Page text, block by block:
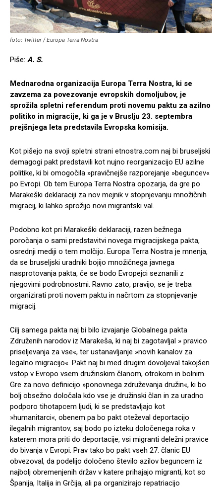
foto: Twitter / Europa Terra Nostra
Piše: A. S.
Mednarodna organizacija Europa Terra Nostra, ki se
zavzema za povezovanje evropskih domoljubov, je
sprožila spletni referendum proti novemu paktu za azilno
politiko in migracije, ki ga je v Bruslju 23. septembra
prejšnjega leta predstavila Evropska komisija.
Kot pišejo na svoji spletni strani etnostra.com naj bi bruseljski
demagogi pakt predstavili kot nujno reorganizacijo EU azilne
politike, ki bi omogočila »pravičnejše razporejanje »beguncev«
po Evropi. Ob tem Europa Terra Nostra opozarja, da gre po
Marakeški deklaraciji za nov mejnik v stopnjevanju množičnih
migracij, ki lahko sprožijo novi migrantski val.
Podobno kot pri Marakeški deklaraciji, razen bežnega
poročanja o sami predstavitvi novega migracijskega pakta,
osrednji mediji o tem molčijo. Europa Terra Nostra je mnenja,
da se bruseljski uradniki bojijo množičnega javnega
nasprotovanja pakta, če se bodo Evropejci seznanili z
njegovimi podrobnostmi. Ravno zato, pravijo, se je treba
organizirati proti novem paktu in načrtom za stopnjevanje
migracij.
Cilj samega pakta naj bi bilo izvajanje Globalnega pakta
Združenih narodov iz Marakeša, ki naj bi zagotavljal » pravico
priseljevanja za vse«, ter ustanavljanje »novih kanalov za
legalno migracijo«. Pakt naj bi med drugim dovoljeval takojšen
vstop v Evropo vsem družinskim članom, otrokom in bolnim.
Gre za novo definicijo »ponovnega združevanja družin«, ki bo
bolj obsežno določala kdo vse je družinski član in za uradno
podporo tihotapcem ljudi, ki se predstavljajo kot
»humanitarci«, obenem pa bo pakt oteževal deportacijo
ilegalnih migrantov, saj bodo po izteku določenega roka v
katerem mora priti do deportacije, vsi migranti deležni pravice
do bivanja v Evropi. Prav tako bo pakt vseh 27. članic EU
obvezoval, da podelijo določeno število azilov beguncem iz
najbolj obremenjenih držav v katere prihajajo migranti, kot so
Španija, Italija in Grčija, ali pa organizirajo repatriacijo